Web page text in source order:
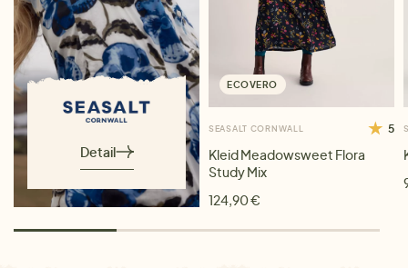
Detail
ECOVERO
SEASALT CORNWALL 5
Kleid Meadowsweet Flora
Study Mix
124,90 €